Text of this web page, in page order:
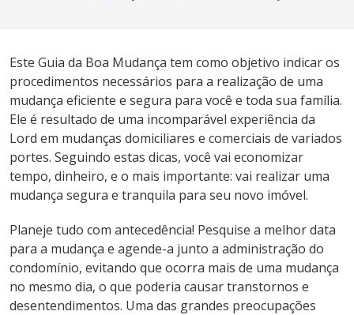
Este Guia da Boa Mudança tem como objetivo indicar os
procedimentos necessários para a realização de uma
mudança eficiente e segura para você e toda sua família.
Ele é resultado de uma incomparável experiência da
Lord em mudanças domiciliares e comerciais de variados
portes. Seguindo estas dicas, você vai economizar
tempo, dinheiro, e o mais importante: vai realizar uma
mudança segura e tranquila para seu novo imóvel.
Planeje tudo com antecedência! Pesquise a melhor data
para a mudança e agende-a junto a administração do
condomínio, evitando que ocorra mais de uma mudança
no mesmo dia, o que poderia causar transtornos e
desentendimentos. Uma das grandes preocupações